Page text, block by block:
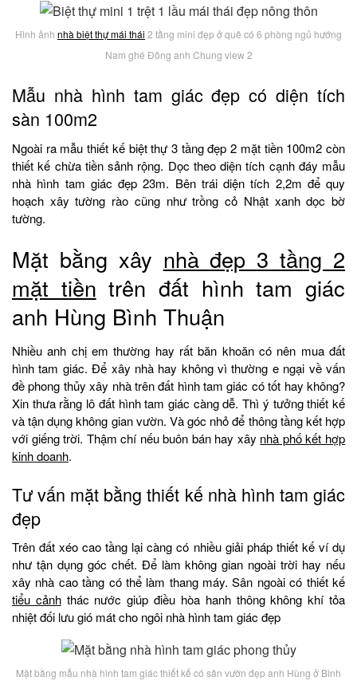
Hình ảnh nhà biệt thự mái thái 2 tầng mini đẹp ở quê có 6 phòng ngủ hướng
Nam ghé Đông anh Chung view 2
Mẫu nhà hình tam giác đẹp có diện tích
sàn 100m2
Ngoài ra mẫu thiết kế biệt thự 3 tầng đẹp 2 mặt tiền 100m2 còn
thiết kế chừa tiền sảnh rộng. Dọc theo diện tích cạnh đáy mẫu
nhà hình tam giác đẹp 23m. Bên trái diện tích 2,2m để quy
hoạch xây tường rào cũng như trồng cỏ Nhật xanh dọc bờ
tường.
Mặt bằng xây nhà đẹp 3 tầng 2
mặt tiền trên đất hình tam giác
anh Hùng Bình Thuận
Nhiều anh chị em thường hay rất băn khoăn có nên mua đất
hình tam giác. Để xây nhà hay không vì thường e ngại về vấn
đề phong thủy xây nhà trên đất hình tam giác có tốt hay không?
Xin thưa rằng lô đất hình tam giác càng dễ. Thì ý tưởng thiết kế
và tận dụng không gian vườn. Và góc nhỏ để thông tầng kết hợp
với giếng trời. Thậm chí nếu buôn bán hay xây nhà phố kết hợp
kinh doanh.
Tư vấn mặt bằng thiết kế nhà hình tam giác
đẹp
Trên đất xéo cao tầng lại càng có nhiều giải pháp thiết kế ví dụ
như tận dụng góc chết. Để làm không gian ngoài trời hay nếu
xây nhà cao tầng có thể làm thang máy. Sân ngoài có thiết kế
tiểu cảnhthác nước giúp điều hòa hanh thông không khí tỏa
nhiệt đối lưu gió mát cho ngôi nhà hình tam giác đẹp
Mặt bằng mẫu nhà hình tam giác thiết kế có sân vườn đẹp anh Hùng ở Bình